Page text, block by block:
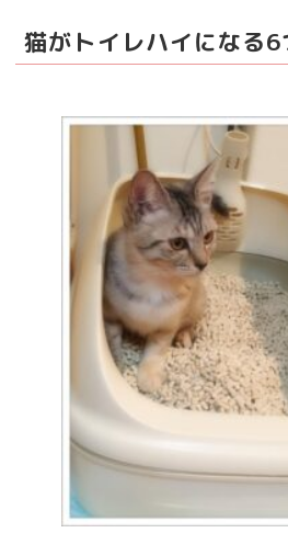
猫がトイレハイになる6